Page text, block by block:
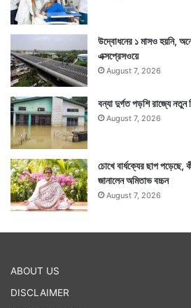
সব আনন্দ মুহুর্তে মুছে যায়। পুলিশ পুরো
জানিয়েছে। আপাতত রাহুল নামে ওই
পুলিশ। তদন্ত চলছে। — সংবাদ সংস্থার
Tags National News
উদ্বোধনের ১ মাসও হয়নি,
এক্সপ্রেসওয়ে
August 7, 2026
বন্যা দুর্গত পড়শি রাজ্যে নতুন
August 7, 2026
চোখে বার্ধক্যের ছাপ পড়েছে,
জানালেন অমিতাভ বচ্চন
August 7, 2026
ABOUT US
DISCLAIMER